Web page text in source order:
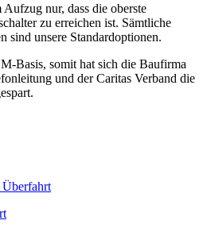
nur, dass die oberste
zu erreichen ist. Sämtliche
sind unsere Standardoptionen.
Basis, somit hat sich die Baufirma
und der Caritas Verband die